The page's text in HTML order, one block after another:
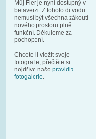
Můj Fler je nyní dostupný v
betaverzi. Z tohoto důvodu
nemusí být všechna zákoutí
nového prostoru plně
funkční. Děkujeme za
pochopení.
Chcete-li vložit svoje
fotografie, přečtěte si
nejdříve naše pravidla
fotogalerie.